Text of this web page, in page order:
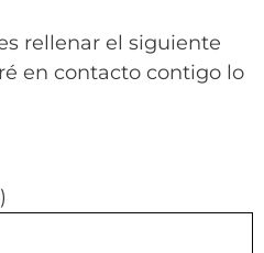
rellenar el siguiente
en contacto contigo lo